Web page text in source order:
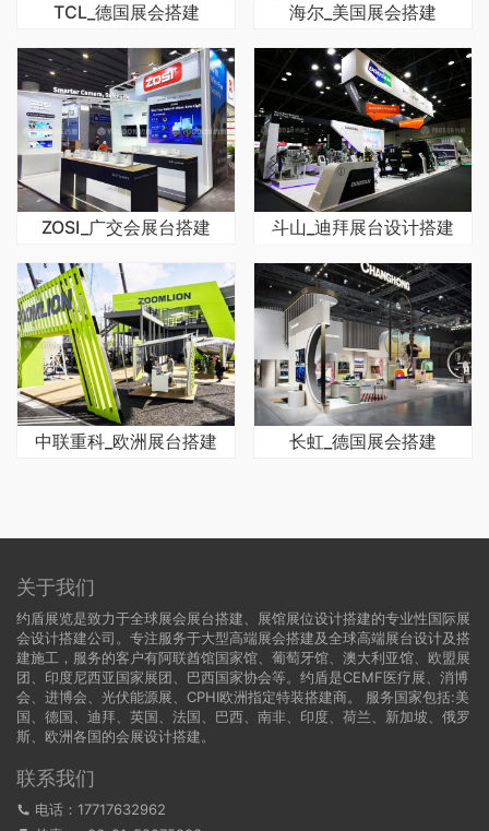
TCL_德国展会搭建 海尔_美国展会搭建
ZOSI_广交会展台搭建 斗山_迪拜展台设计搭建
中联重科_欧洲展台搭建 长虹_德国展会搭建
关于我们
约盾展览是致力于全球展会展台搭建、展馆展位设计搭建的专业性国际展
会设计搭建公司。专注服务于大型高端展会搭建及全球高端展台设计及搭
建施工，服务的客户有阿联酋馆国家馆、葡萄牙馆、澳大利亚馆、欧盟展
团、印度尼西亚国家展团、巴西国家协会等。约盾是CEMF医疗展、消博
会、进博会、光伏能源展、CPHI欧洲指定特装搭建商。 服务国家包括:美
国
德国 、迪拜、英国、法国、巴西、南非、印度、荷兰、新加坡、俄罗
斯、欧洲各国的会展设计搭建。
联系我们
电话：17717632962